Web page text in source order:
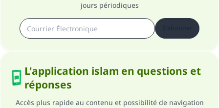
jours périodiques
L'application islam en questions et
réponses
Accès plus rapide au contenu et possibilité de navigation